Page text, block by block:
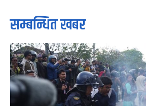
सम्बन्धित खबर